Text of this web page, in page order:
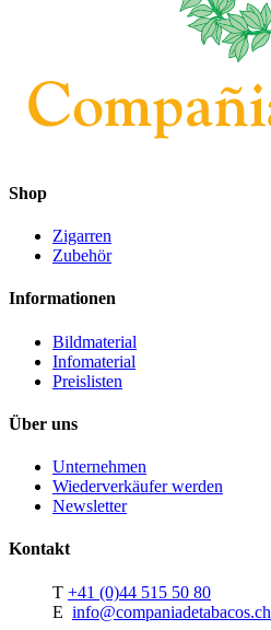
Shop
Zigarren
Zubehör
Informationen
Bildmaterial
Infomaterial
Preislisten
Über uns
Unternehmen
Wiederverkäufer werden
Newsletter
Kontakt
T +41 (0)44 515 50 80
E info@companiadetabacos.ch